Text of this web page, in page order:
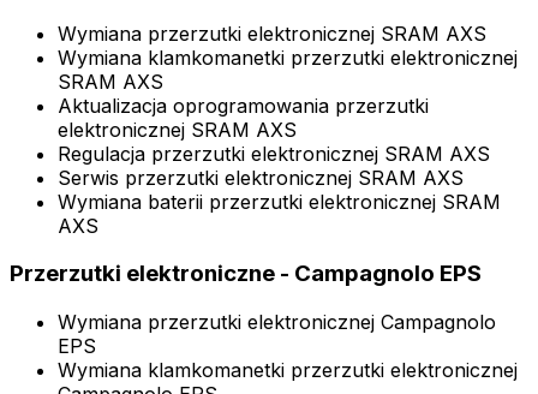
Wymiana przerzutki elektronicznej SRAM AXS
Wymiana klamkomanetki przerzutki elektronicznej
SRAM AXS
Aktualizacja oprogramowania przerzutki
elektronicznej SRAM AXS
Regulacja przerzutki elektronicznej SRAM AXS
Serwis przerzutki elektronicznej SRAM AXS
Wymiana baterii przerzutki elektronicznej SRAM
AXS
Przerzutki elektroniczne - Campagnolo EPS
Wymiana przerzutki elektronicznej Campagnolo
EPS
Wymiana klamkomanetki przerzutki elektronicznej